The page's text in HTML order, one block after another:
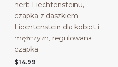
herb Liechtensteinu,
czapka z daszkiem
Liechtenstein dla kobiet i
mężczyzn, regulowana
czapka
$14.99